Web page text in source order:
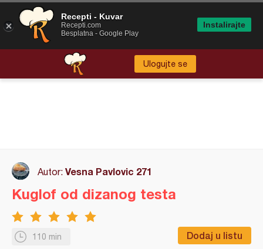
Ulogujte se
Autor: Vesna Pavlovic 271
110 min Dodaj u listu
Kuglof od dizanog testa
Recepti - Kuvar
Recepti.com
Besplatna - Google Play
Instalirajte